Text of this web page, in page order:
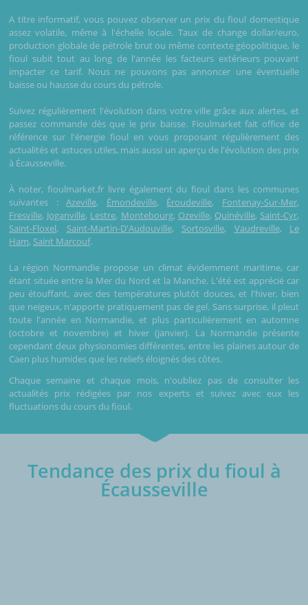
A titre informatif, vous pouvez observer un prix du fioul domestique
assez volatile, même à l'échelle locale. Taux de change dollar/euro,
production globale de pétrole brut ou même contexte géopolitique, le
fioul subit tout au long de l'année les facteurs extérieurs pouvant
impacter ce tarif. Nous ne pouvons pas annoncer une éventuelle
baisse ou hausse du cours du pétrole.
Suivez régulièrement l'évolution dans votre ville grâce aux alertes, et
passez commande dès que le prix baisse. Fioulmarket fait office de
référence sur l'énergie fioul en vous proposant régulièrement des
actualités et astuces utiles, mais aussi un aperçu de l'évolution des prix
à Écausseville.
À noter, fioulmarket.fr livre également du fioul dans les communes
suivantes :Azeville, Émondeville, Éroudeville, Fontenay-Sur-Mer,
Fresville, Joganville, Lestre, Montebourg, Ozeville, Quinéville, Saint-Cyr,
Saint-Floxel, Saint-Martin-D'Audouville, Sortosville, Vaudreville, Le
Ham, Saint Marcouf.
La région Normandie propose un climat évidemment maritime, car
étant située entre la Mer du Nord et la Manche. L'été est apprécié car
peu étouffant, avec des températures plutôt douces, et l'hiver, bien
que neigeux, n'apporte pratiquement pas de gel. Sans surprise, il pleut
toute l'année en Normandie, et plus particulièrement en automne
(octobre et novembre) et hiver (janvier). La Normandie présente
cependant deux physionomies différentes, entre les plaines autour de
Caen plus humides que les reliefs éloignés des côtes.
Chaque semaine et chaque mois, n'oubliez pas de consulter les
actualités prix rédigées par nos experts et suivez avec eux les
fluctuations du cours du fioul.
Tendance des prix du fioul à
Écausseville